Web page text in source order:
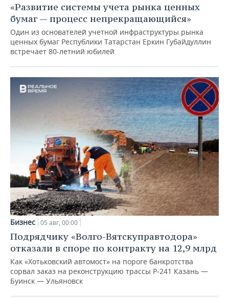
«Развитие системы учета рынка ценных
бумаг — процесс непрекращающийся»
Один из основателей учетной инфраструктуры рынка
ценных бумаг Республики Татарстан Еркин Губайдуллин
встречает 80-летний юбилей
Бизнес 05 авг, 00:00
Подрядчику «Волго-Вятскуправтодора»
отказали в споре по контракту на 12,9 млрд
Как «Хотьковский автомост» на пороге банкротства
сорвал заказ на реконструкцию трассы Р‑241 Казань —
Буинск — Ульяновск